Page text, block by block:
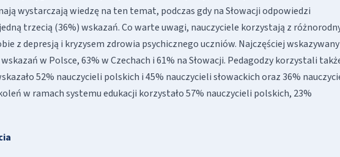
wystarczają wiedzę na ten temat, podczas gdy na Słowacji odpowiedzi
trzecią (36%) wskazań. Co warte uwagi, nauczyciele korzystają z
z depresją i kryzysem zdrowia psychicznego uczniów. Najczęściej
w Polsce, 63% w Czechach i 61% na Słowacji. Pedagodzy korzystali
52% nauczycieli polskich i 45% nauczycieli słowackich oraz 36%
w ramach systemu edukacji korzystało 57% nauczycieli polskich, 23%